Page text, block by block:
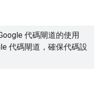
代碼閘道的使用
代碼閘道，確保代碼設